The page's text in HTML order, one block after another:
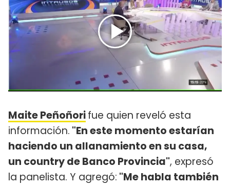
Maite Peñoñorifue quien reveló esta
información. "En este momento estarían
haciendo un allanamiento en su casa,
un country de Banco Provincia", expresó
la panelista. Y agregó: "Me habla también